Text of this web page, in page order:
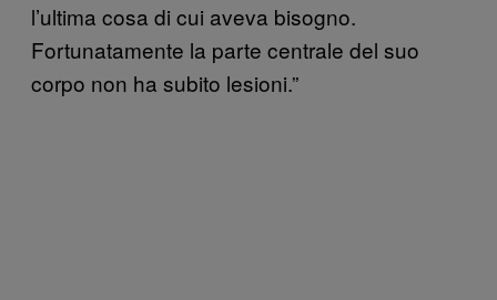
l’ultima cosa di cui aveva bisogno.
Fortunatamente la parte centrale del suo
corpo non ha subito lesioni.”